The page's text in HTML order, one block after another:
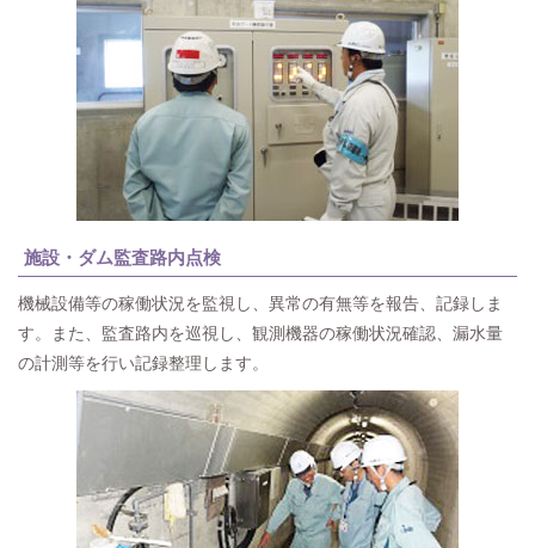
施設・ダム監査路内点検
機械設備等の稼働状況を監視し、異常の有無等を報告、記録しま
す。また、監査路内を巡視し、観測機器の稼働状況確認、漏水量
の計測等を行い記録整理します。